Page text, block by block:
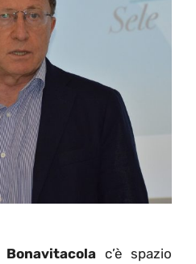
Bonavitacola c’è spazio